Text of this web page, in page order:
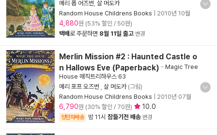
메리 폽 어즈번 살 머도카
Random House Childrens Books
2010년 10월
4,880원 (53% 할인 / 50원)
택배로 주문하면 8월 11일 출고 변경
Merlin Mission #2 : Haunted Castle o
n Hallows Eve (Paperback) - Magic Tree
House 매직트리하우스 63
메리 포프 오즈번
살 머도카(그림)
Random House Childrens Books
2010년 07월
6,790원 (30% 할인 / 70원) 10.0
양탄자배송 밤 11시 잠들기전 배송 변경